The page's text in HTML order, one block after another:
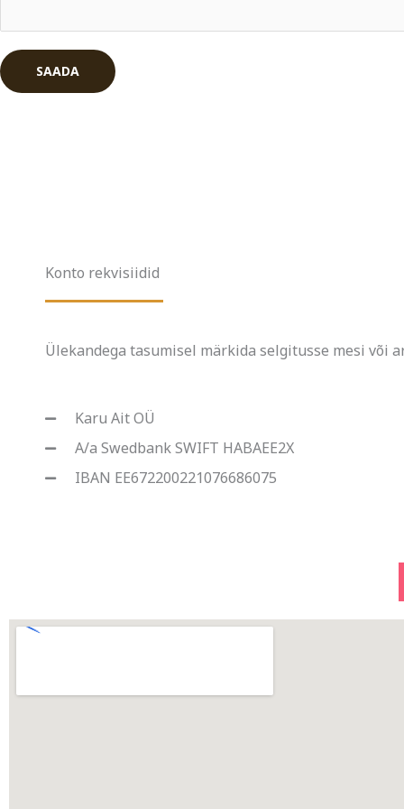
e
*
SAADA
Konto rekvisiidid
Ülekandega tasumisel märkida selgitusse mesi või
Karu Ait OÜ
A/a Swedbank SWIFT HABAEE2X
IBAN EE672200221076686075